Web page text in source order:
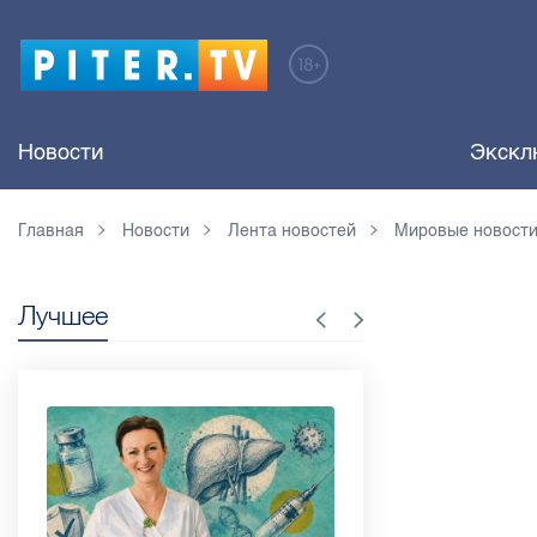
Новости
Главная Новости Лента новостей Мировые новости
Лучшее